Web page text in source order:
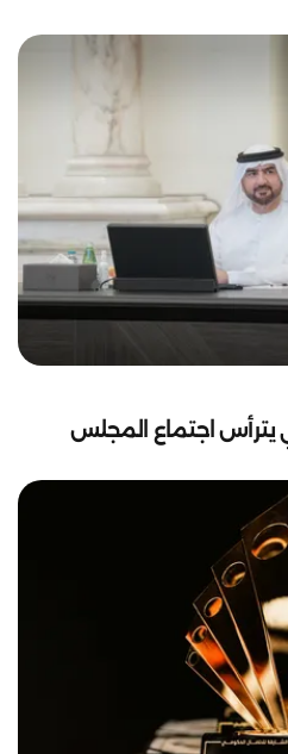
يترأس اجتماع المجلس